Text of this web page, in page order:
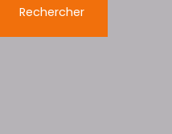
Rechercher